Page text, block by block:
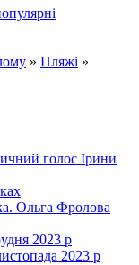
» Пляжі »
голос Ірини
Ольга Фролова
2023 р
2023 р